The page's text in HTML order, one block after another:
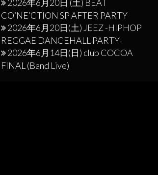
2026年6月20日 (土) BEAT
CO’NE’CTION SP AFTER PARTY
2026年6月20日(土) JEEZ -HIPHOP
REGGAE DANCEHALL PARTY-
2026年6月14日(日) club COCOA
FINAL (Band Live)